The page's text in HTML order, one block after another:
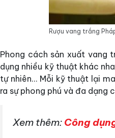
Rượu vang trắng
Phong cách sản xuất vang
dụng nhiều kỹ thuật khác
tự nhiên… Mỗi kỹ thuật lại
ra sự phong phú và đa dạng
Xem thêm: Công